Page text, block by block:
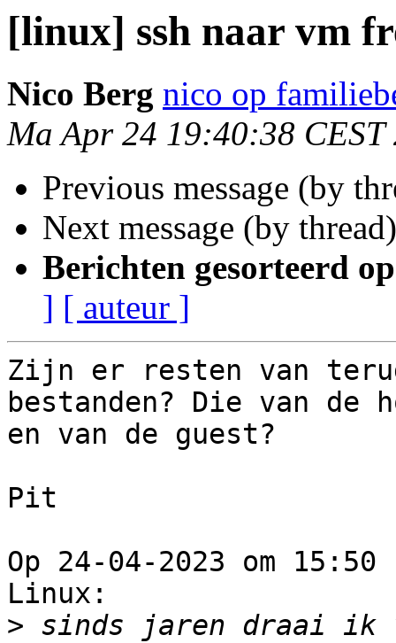
[linux] ssh naar vm
Nico Berg nico op
Ma Apr 24 19:40:38 CEST
Previous message (by
Next message (by
Berichten gesorteerd
] [ auteur ]
Zijn er resten van
bestanden? Die van de
en van de guest?
Pit
Op 24-04-2023 om
Linux:
> sinds jaren draai ik